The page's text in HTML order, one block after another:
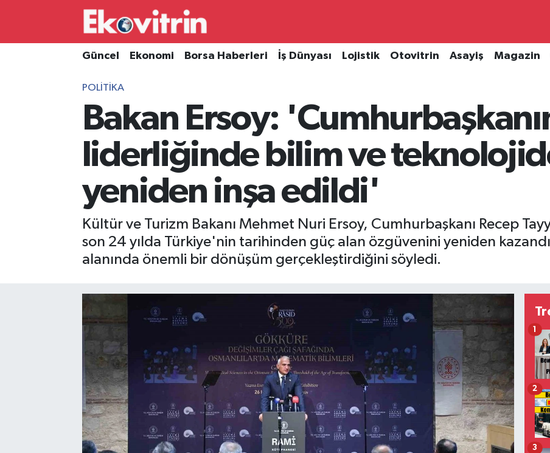
Güncel Ekonomi Borsa Haberleri İş Dünyası Lojistik Otovitrin Asayiş Magazin
POLITIKA
Bakan Ersoy:
liderliğinde bilim ve
yeniden inşa edildi'
Kültür ve Turizm Bakanı Mehmet Nuri Ersoy, Cumhurbaşkanı Recep
son 24 yılda Türkiye'nin tarihinden güç alan özgüvenini yeniden
alanında önemli bir dönüşüm gerçekleştirdiğini söyledi.
1
2
3
Güncel
Borsa Haberleri
Gayrimenkul
Hava Durumu
Süper Lig Puan Durumu ve Fikstür
Tüm Manşetler
Son Dakika Haberleri
Haber Arşivi